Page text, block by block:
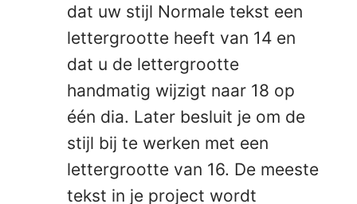
dat uw stijl Normale tekst een
lettergrootte heeft van 14 en
dat u de lettergrootte
handmatig wijzigt naar 18 op
één dia. Later besluit je om de
stijl bij te werken met een
lettergrootte van 16. De meeste
tekst in je project wordt